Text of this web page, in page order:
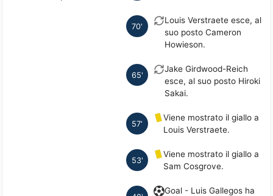
70'
Louis Verstraete esce, al
suo posto Cameron
Howieson.
65'
Jake Girdwood-Reich
esce, al suo posto Hiroki
Sakai.
57'
Viene mostrato il giallo a
Louis Verstraete.
53'
Viene mostrato il giallo a
Sam Cosgrove.
Goal - Luis Gallegos ha